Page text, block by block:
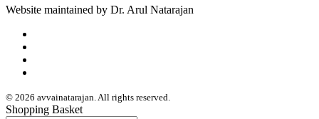
Website maintained by Dr. Arul Natarajan
© 2026 avvainatarajan. All rights reserved.
Shopping Basket